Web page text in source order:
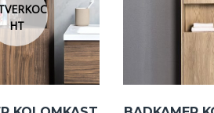
HT